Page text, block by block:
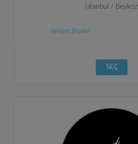
İstanbul / Beykoz
İletişim Bilgileri
SEÇ